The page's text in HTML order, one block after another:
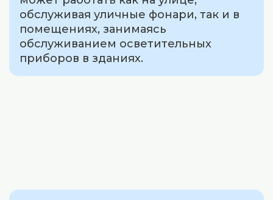
обслуживая уличные фонари, так и в
помещениях, занимаясь
обслуживанием осветительных
приборов в зданиях.